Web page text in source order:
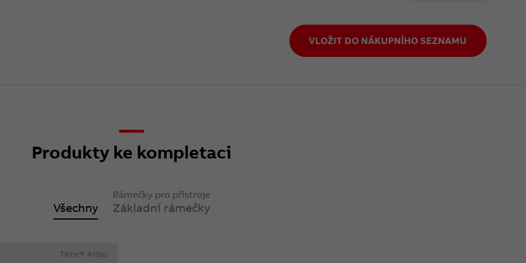
VLOŽIT DO NÁKUPNÍHO SEZNAMU
Produkty ke kompletaci
Všechny
Rámečky pro přístroje
Základní rámečky
Time® Arbo